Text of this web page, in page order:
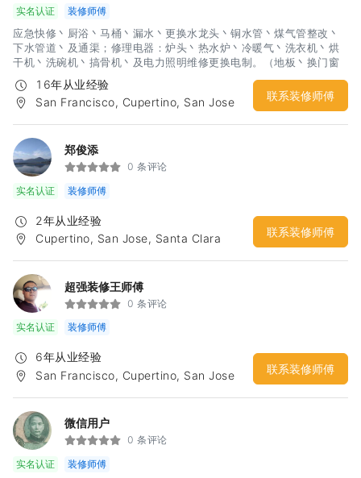
实名认证
装修师傅
应急快修丶厨浴丶马桶丶漏水丶更换水龙头丶铜水管丶煤气管整改丶
下水管道丶及通渠；修理电器：炉头丶热水炉丶冷暖气丶洗衣机丶烘
干机丶洗碗机丶搞骨机丶及电力照明维修更换电制。（地板丶换门窗
丶室内外油漆丶及厨浴翻新）
16年从业经验
San Francisco, Cupertino, San Jose
联系装修师傅
郑俊添
0 条评论
实名认证
装修师傅
2年从业经验
Cupertino, San Jose, Santa Clara
联系装修师傅
超强装修王师傅
0 条评论
实名认证
装修师傅
6年从业经验
San Francisco, Cupertino, San Jose
联系装修师傅
微信用户
0 条评论
实名认证
装修师傅